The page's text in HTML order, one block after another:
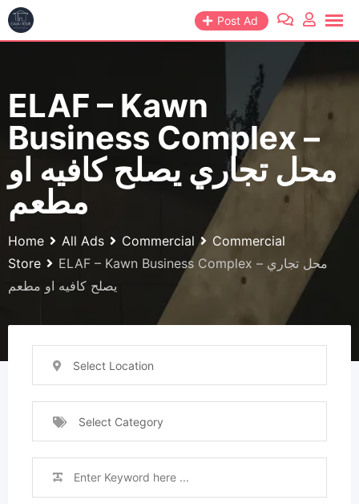
Skip
to
Post Ad
ELAF – Kawn
Business Complex –
محل تجاري يصلح كافيه او
مطعم
Home All Ads Commercial
Commercial
Store
ELAF – Kawn Business Complex – محل تجاري
يصلح كافيه او مطعم
Select Location
Select Category